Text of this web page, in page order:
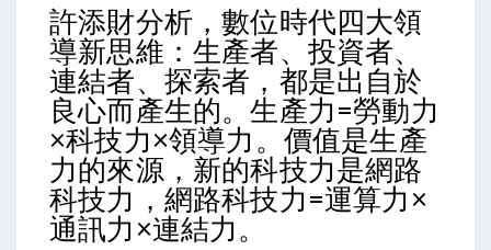
許添財分析，數位時代四大領
導新思維：生產者、投資者、
連結者、探索者，都是出自於
良心而產生的。生產力=勞動力
×科技力×領導力。價值是生產
力的來源，新的科技力是網路
科技力，網路科技力=運算力×
通訊力×連結力。